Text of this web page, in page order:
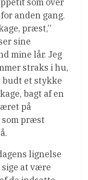
anden gang.
præst,”
sine
mine lår. Jeg
straks i hu,
budt et stykke
bagt af en
på
som præst
lignelse
sige at være